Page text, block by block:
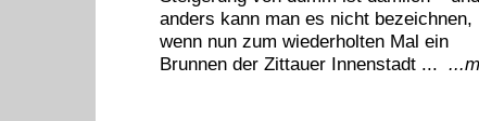
anders kann man es nicht bezeichnen,
wenn nun zum wiederholten Mal ein
Brunnen der Zittauer Innenstadt ...